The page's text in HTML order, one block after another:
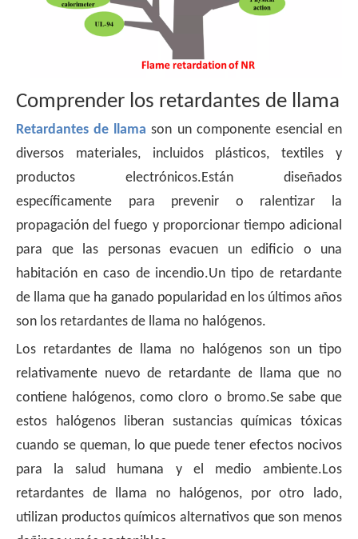
Comprender los retardantes de llama
Retardantes de llamason un componente esencial en
diversos materiales, incluidos plásticos, textiles y
productos electrónicos.Están diseñados
específicamente para prevenir o ralentizar la
propagación del fuego y proporcionar tiempo adicional
para que las personas evacuen un edificio o una
habitación en caso de incendio.Un tipo de retardante
de llama que ha ganado popularidad en los últimos años
son los retardantes de llama no halógenos.
Los retardantes de llama no halógenos son un tipo
relativamente nuevo de retardante de llama que no
contiene halógenos, como cloro o bromo.Se sabe que
estos halógenos liberan sustancias químicas tóxicas
cuando se queman, lo que puede tener efectos nocivos
para la salud humana y el medio ambiente.Los
retardantes de llama no halógenos, por otro lado,
utilizan productos químicos alternativos que son menos